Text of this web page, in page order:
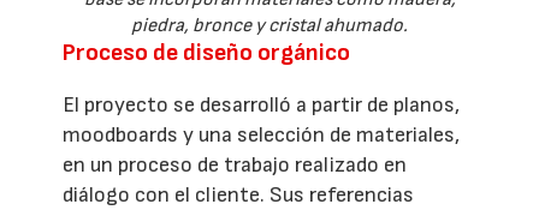
piedra, bronce y cristal ahumado.
Proceso de diseño orgánico
El proyecto se desarrolló a partir de planos,
moodboards y una selección de materiales,
en un proceso de trabajo realizado en
diálogo con el cliente. Sus referencias